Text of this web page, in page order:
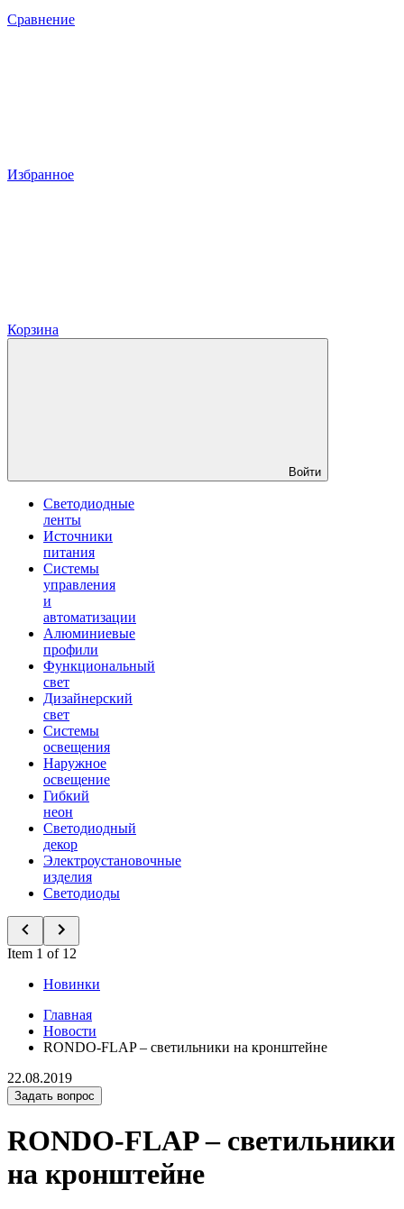
Сравнение
Избранное
Корзина
Войти
Светодиодные
ленты
Источники
питания
Системы
управления
и
автоматизации
Алюминиевые
профили
Функциональный
свет
Дизайнерский
свет
Системы
освещения
Наружное
освещение
Гибкий
неон
Светодиодный
декор
Электроустановочные
изделия
Светодиоды
Item 1 of 12
Новинки
Главная
Новости
RONDO-FLAP – светильники на кронштейне
22.08.2019
Задать вопрос
RONDO-FLAP – светильники
на кронштейне